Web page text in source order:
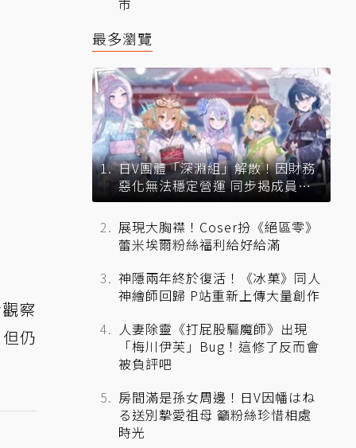
察
仍
市
最多瀏覽
日V團體「深淵組」解散！因財務
惡化無法穩定營運 同步揭成員未
來去向
展現大胸襟！Coser扮《絕區零》
蕾米埃爾粉絲福利給好給滿
神隱兩年終於復活！《冰菓》同人
神繪師回歸 P站重新上傳大量創作
人妻除靈《打屁股驅魔師》出現
「梅川伊芙」Bug！這修了反而會
被負評吧
房間滿是孫女周邊！日V因幡はね
る送別摯愛祖母 籲粉絲珍惜相處
時光